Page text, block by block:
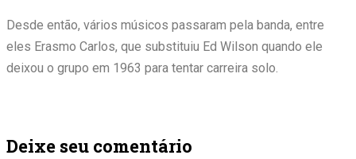
Desde então, vários músicos passaram pela banda, entre
eles Erasmo Carlos, que substituiu Ed Wilson quando ele
deixou o grupo em 1963 para tentar carreira solo.
Deixe seu comentário